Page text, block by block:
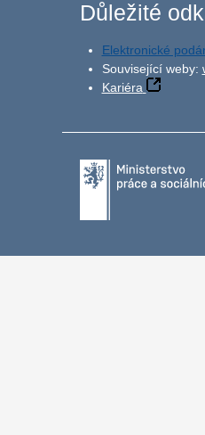
Důležité
Elektronické
Související weby:
Kariéra